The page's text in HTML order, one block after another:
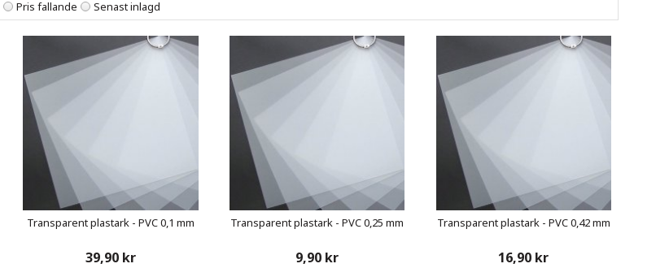
Pris fallande Senast inlagd
Transparent plastark - PVC 0,1 mm
39,90 kr
Transparent plastark - PVC 0,25 mm
9,90 kr
Transparent plastark - PVC 0,42 mm
16,90 kr